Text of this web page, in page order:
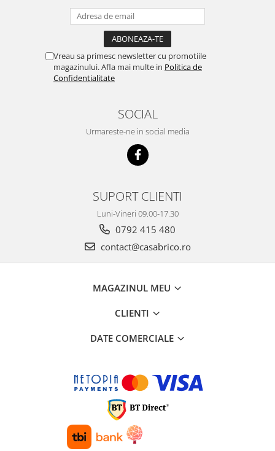
Maturi rotative
Solutii depozitare
Casute gradina
Set mobilier gradina
Ciocane rotopercutoare
Ciocane demolatoare
Masini de insurubat cu impact
Ferastraie electrice
Masini de taiat si stantat
Vreau sa primesc newsletter cu promotiile
magazinului. Afla mai multe in Politica de
Confidentialitate
SOCIAL
Urmareste-ne in social media
SUPORT CLIENTI
Luni-Vineri 09.00-17.30
0792 415 480
contact@casabrico.ro
MAGAZINUL MEU
CLIENTI
DATE COMERCIALE